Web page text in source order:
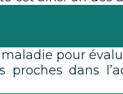
pour
dans